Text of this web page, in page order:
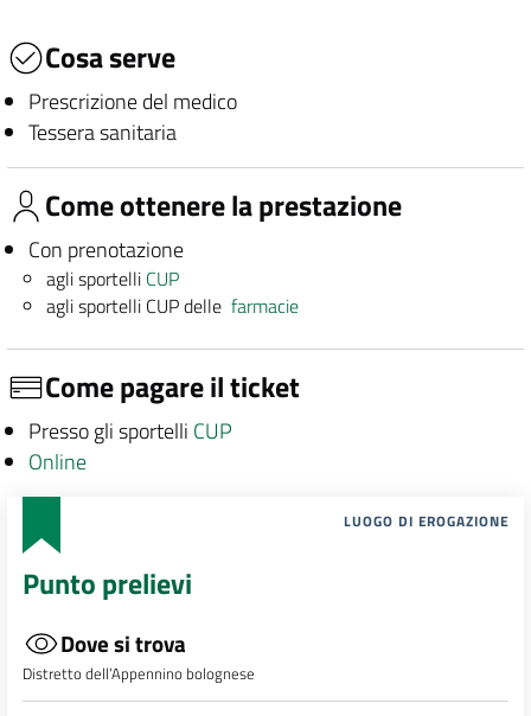
Cosa serve
Prescrizione del medico
Tessera sanitaria
Come ottenere la prestazione
Con prenotazione
agli sportelli CUP
agli sportelli CUP dellefarmacie
Come pagare il ticket
Presso gli sportelli CUP
Online
LUOGO DI EROGAZIONE
Punto prelievi
Dove si trova
Distretto dell’Appennino bolognese